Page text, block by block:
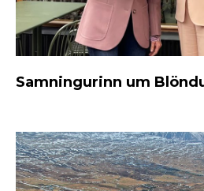
Samningurinn um